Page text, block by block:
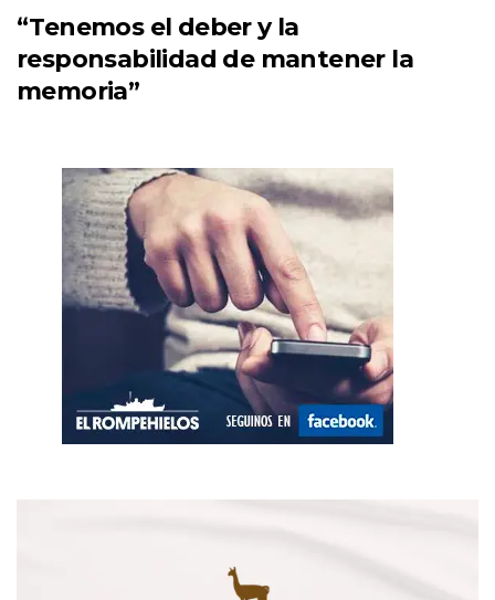
“Tenemos el deber y la
responsabilidad de mantener la
memoria”